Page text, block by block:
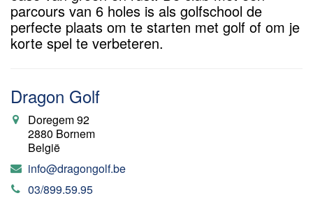
parcours van 6 holes is als golfschool de
perfecte plaats om te starten met golf of om je
korte spel te verbeteren.
Dragon Golf
Doregem 92
2880 Bornem
België
info@dragongolf.be
03/899.59.95